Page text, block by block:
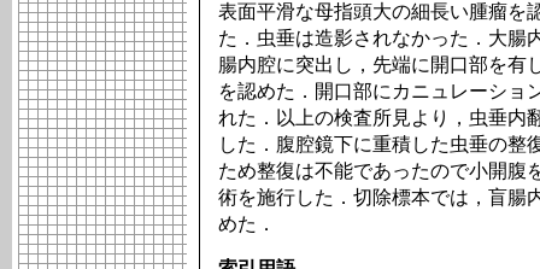
表面平滑な母指頭大の細長い腫瘤を
た．虫垂は造影されなかった．大腸
腸内腔に突出し，先端に開口部を有
を認めた．開口部にカニュレーショ
れた．以上の検査所見より，虫垂内
した．腹腔鏡下に重積した虫垂の整
ため整復は不能であったので小開腹
術を施行した．切除標本では，盲腸
めた．